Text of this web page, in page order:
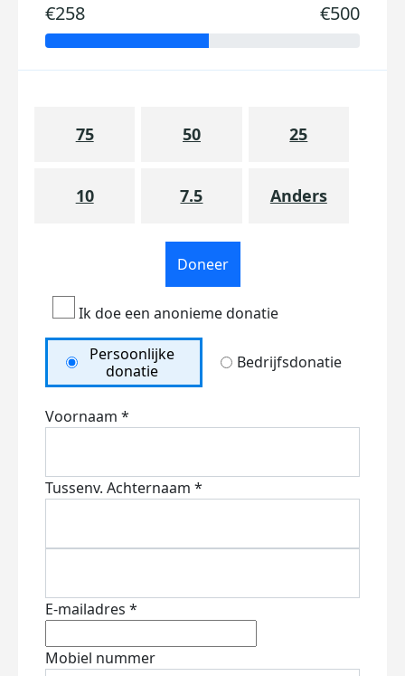
€258 €500
75 50 25
10 7.5 Anders
Doneer
Ik doe een anonieme donatie
Persoonlijke
donatie
Bedrijfsdonatie
Voornaam *
Tussenv. Achternaam *
E-mailadres *
Mobiel nummer